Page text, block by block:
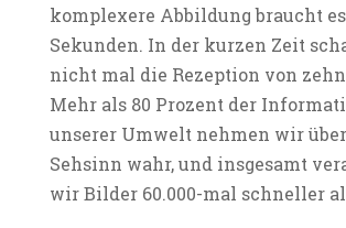
komplexere Abbildung braucht
Sekunden. In der kurzen Zeit
nicht mal die Rezeption von
Mehr als 80 Prozent der
unserer Umwelt nehmen wir
Sehsinn wahr, und insgesamt
wir Bilder 60.000-mal schneller